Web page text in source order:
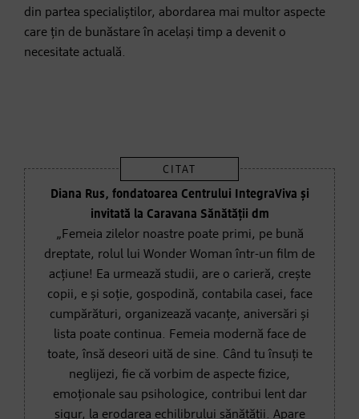
din partea specialiștilor, abordarea mai multor aspecte
care țin de bunăstare în același timp a devenit o
necesitate actuală.
Diana Rus, fondatoarea Centrului IntegraViva și
invitată la Caravana Sănătății dm
„Femeia zilelor noastre poate primi, pe bună
dreptate, rolul lui Wonder Woman într-un film de
acțiune! Ea urmează studii, are o carieră, crește
copii, e și soție, gospodină, contabila casei, face
cumpărături, organizează vacanțe, aniversări și
lista poate continua. Femeia modernă face de
toate, însă deseori uită de sine. Când tu însuți te
neglijezi, fie că vorbim de aspecte fizice,
emoționale sau psihologice, contribui lent dar
sigur, la erodarea echilibrului sănătății. Apare